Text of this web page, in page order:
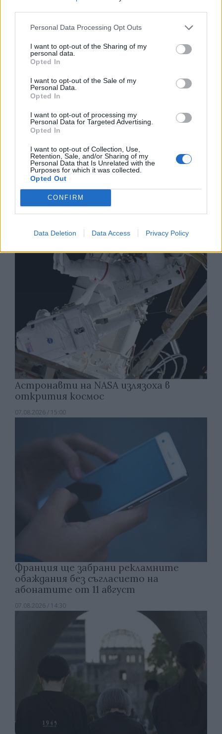
Personal Data Processing Opt Outs
I want to opt-out of the Sharing of my
personal data.
Opted In
I want to opt-out of the Sale of my
Personal Data.
Opted In
I want to opt-out of processing my
Personal Data for Targeted Advertising.
Opted In
I want to opt-out of Collection, Use,
Retention, Sale, and/or Sharing of my
Personal Data that Is Unrelated with the
Purposes for which it was collected.
Opted Out
CONFIRM
Data Deletion Data Access Privacy Policy
Древен храм на почти 900 години
Полша
07.08.2026 / 16:00
Изкуствен интелект за първи път
създаде нови жизнеспособни вируси
07.08.2026 / 15:30
Астронавти на NASA излязоха в
открития космос
07.08.2026 / 15:00
Франция ще забрани рекламните
обаждания без съгласието на
абонатите от 11 август
07.08.2026 / 14:30